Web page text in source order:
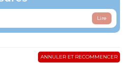
Lire
ANNULER ET RECOMMENCER